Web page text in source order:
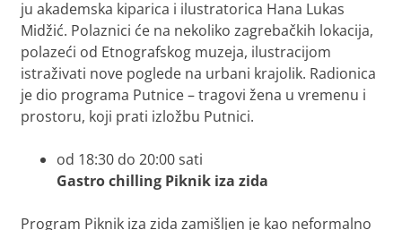
ju akademska kiparica i ilustratorica Hana Lukas
Midžić. Polaznici će na nekoliko zagrebačkih lokacija,
polazeći od Etnografskog muzeja, ilustracijom
istraživati nove poglede na urbani krajolik. Radionica
je dio programa Putnice – tragovi žena u vremenu i
prostoru, koji prati izložbu Putnici.
od 18:30 do 20:00 sati
Gastro chilling Piknik iza zida
Program Piknik iza zida zamišljen je kao neformalno